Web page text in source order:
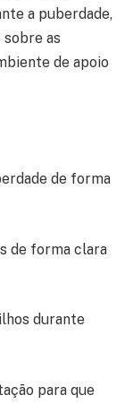
a puberdade,
as
de apoio
de forma
de forma clara
durante
para que